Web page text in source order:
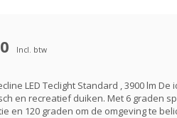
Incl. btw
LED Teclight Standard , 3900 lm
en recreatief duiken. Met 6 graden
en 120 graden om de omgeving te